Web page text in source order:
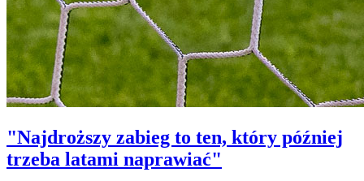
"Najdroższy zabieg to ten, który później
trzeba latami naprawiać"